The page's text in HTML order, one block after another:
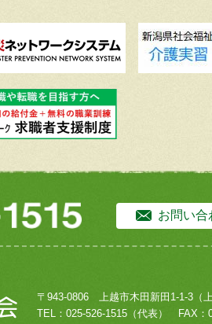
お問い合
〒943-0806 上越市木田新田1-1-3 （
TEL： 025-526-1515 （代表） FAX：